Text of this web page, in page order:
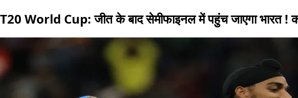
T20 World Cup: जीत के बाद सेमीफाइनल में पहुंच जाएगा भारत !